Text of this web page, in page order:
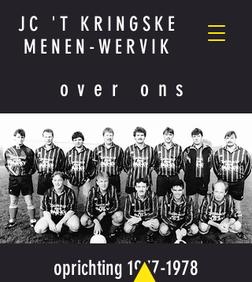
JC 'T KRINGSKE
MENEN-WERVIK
over ons
oprichting 1977-1978